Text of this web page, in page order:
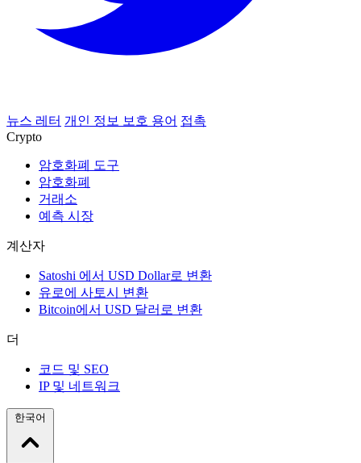
뉴스 레터 개인 정보 보호 용어 접촉
Crypto
암호화폐 도구
암호화폐
거래소
예측 시장
계산자
Satoshi 에서 USD Dollar로 변환
유로에 사토시 변환
Bitcoin에서 USD 달러로 변환
더
코드 및 SEO
IP 및 네트워크